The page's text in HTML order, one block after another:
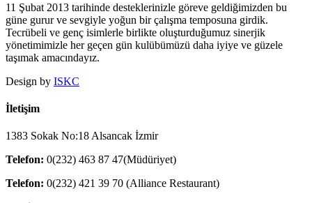
11 Şubat 2013 tarihinde desteklerinizle göreve geldiğimizden bu
güne gurur ve sevgiyle yoğun bir çalışma temposuna girdik.
Tecrübeli ve genç isimlerle birlikte oluşturduğumuz sinerjik
yönetimimizle her geçen gün kulübümüzü daha iyiye ve güzele
taşımak amacındayız.
Design by ISKC
İletişim
1383 Sokak No:18 Alsancak İzmir
Telefon: 0(232) 463 87 47(Müdüriyet)
Telefon: 0(232) 421 39 70 (Alliance Restaurant)